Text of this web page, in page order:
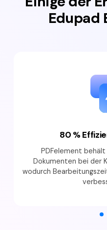
Edupad
80 %
PDFelement
Dokumenten bei der
wodurch